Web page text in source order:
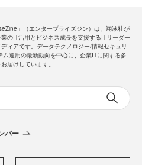
」（エンタープライズジン）は、翔泳社が
のIT活用とビジネス成長を支援するITリーダー
ィアです。データテクノロジー/情報セキュリ
ム運用の最新動向を中心に、企業ITに関する多
届けしています。
バー